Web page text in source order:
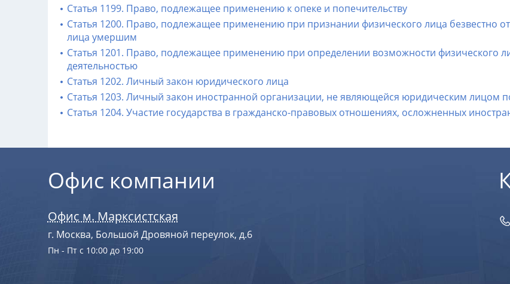
Статья 1199. Право, подлежащее применению к опеке и попечительству
Статья 1200. Право, подлежащее применению при признании физического лица безвестно
лица умершим
Статья 1201. Право, подлежащее применению при определении возможности физического
деятельностью
Статья 1202. Личный закон юридического лица
Статья 1203. Личный закон иностранной организации, не являющейся юридическим лицом
Статья 1204. Участие государства в гражданско-правовых отношениях, осложненных
Офис компании
Офис м. Марксистская
г. Москва, Большой Дровяной переулок, д.6
Пн - Пт с 10:00 до 19:00